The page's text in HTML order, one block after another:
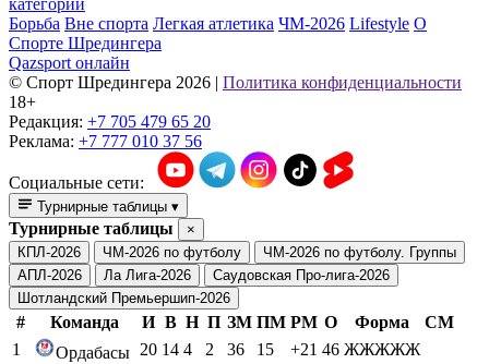
категории
Борьба Вне спорта Легкая атлетика ЧМ-2026 Lifestyle О
Спорте Шредингера
Qazsport онлайн
© Cпорт Шредингера 2026 | Политика конфиденциальности
18+
Редакция: +7 705 479 65 20
Реклама: +7 777 010 37 56
Социальные сети:
Турнирные таблицы ▾
Турнирные таблицы
×
КПЛ-2026
ЧМ-2026 по футболу
ЧМ-2026 по футболу. Группы
АПЛ-2026
Ла Лига-2026
Саудовская Про-лига-2026
Шотландский Премьершип-2026
# Команда И В Н П ЗМ ПМ РМ О Форма
СМ
1
Ордабасы 20 14 4 2 36 15 +21 46 ЖЖЖЖЖ